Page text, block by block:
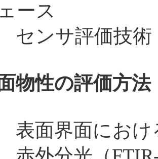
ース
センサ評価技術
物性の評価方法
表面界面におけ